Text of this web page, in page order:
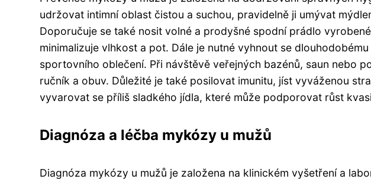
udržovat intimní oblast čistou a suchou, pravidelně ji umývat
Doporučuje se také nosit volné a prodyšné spodní prádlo
minimalizuje vlhkost a pot. Dále je nutné vyhnout se
sportovního oblečení. Při návštěvě veřejných bazénů, saun nebo
ručník a obuv. Důležité je také posilovat imunitu, jíst vyváženou
vyvarovat se příliš sladkého jídla, které může podporovat růst
Diagnóza a léčba mykózy u mužů
Diagnóza mykózy u mužů je založena na klinickém vyšetření a